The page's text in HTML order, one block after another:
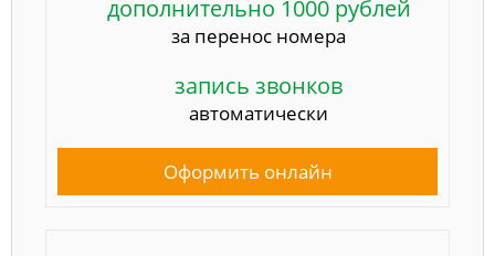
дополнительно 1000 рублей
за перенос номера
запись звонков
автоматически
Оформить онлайн